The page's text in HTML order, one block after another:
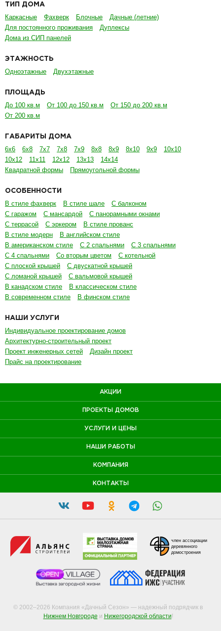
ТИП ДОМА
Каркасные Фахверк Блочные
Дачные (летние)
Для постоянного проживания
Дуплексы
Дома из СИП панелей
ЭТАЖНОСТЬ
Одноэтажные Двухэтажные
ПЛОЩАДЬ
До 100 кв.м От 100 до 150 кв.м
От 150 до 200 кв.м
От 200 кв.м
ГАБАРИТЫ ДОМА
6х6 6х8 7х7 7х8 7х9 8х8 8х9 8х10 9х9
10х10
10х12
11х11 12х12 13х13
14х14
Квадратной формы
Прямоугольной формы
ОСОБЕННОСТИ
В стиле фахверк В стиле шале
С балконом
С гаражом
С мансардой
С панорамными окнами
С террасой
С эркером
В стиле прованс
В стиле модерн
В английском стиле
В американском стиле
С 2 спальнями
С 3 спальнями
С 4 спальнями
Со вторым цветом
С котельной
С плоской крышей
С двускатной крышей
С ломаной крышей
С вальмовой крышей
В канадском стиле
В классическом стиле
В современном стиле
В финском стиле
НАШИ УСЛУГИ
Индивидуальное проектирование домов
Архитектурно-строительный проект
Проект инженерных сетей
Дизайн проект
Прайс на проектирование
АКЦИИ
ПРОЕКТЫ ДОМОВ
УСЛУГИ И ЦЕНЫ
НАШИ РАБОТЫ
КОМПАНИЯ
КОНТАКТЫ
© 2002–2026 Компания «Дачный Сезон» — надежный подрядчик в
Нижнем Новгороде и Нижегородской области!
член ассоциации
деревянного
домостроения